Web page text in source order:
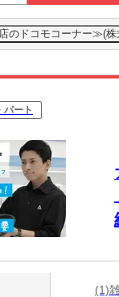
のドコモコーナー≫(株
パート
(1)